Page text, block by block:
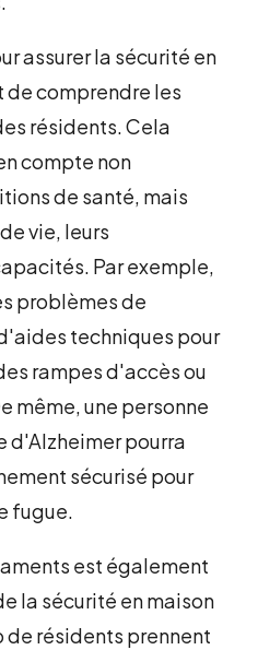
assurer la sécurité en
de comprendre les
résidents. Cela
compte non
de santé, mais
vie, leurs
Par exemple,
problèmes de
techniques pour
rampes d'accès ou
même, une personne
d'Alzheimer pourra
sécurisé pour
fugue.
est également
la sécurité en maison
résidents prennent